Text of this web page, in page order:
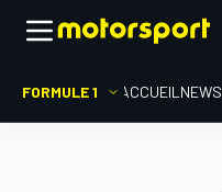
FORMULE 1 ACCUEIL NEWS